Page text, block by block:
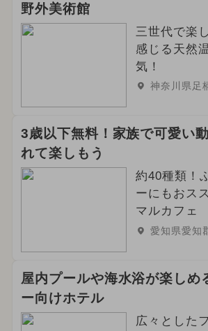
野外美術館
三世代で楽
感じる天然
気！
神奈川県足
3歳以下無料！家族で可愛い
れて楽しもう
約40種類！
ーにもおス
マルカフェ
愛知県愛知
屋内プールや海水浴が楽しめ
ー向けホテル
広々とした